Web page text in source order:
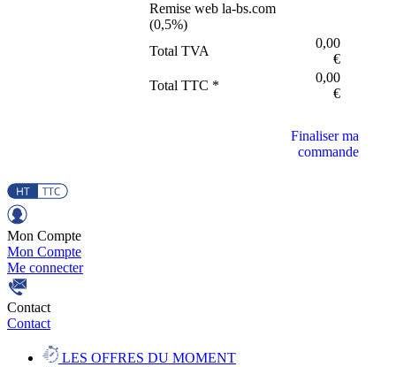
Remise web la-bs.com
(0,5%)
Total TVA
0,00
€
Total TTC *
0,00
€
Finaliser ma
commande
Mon Compte
Mon Compte
Me connecter
Contact
Contact
LES OFFRES DU MOMENT